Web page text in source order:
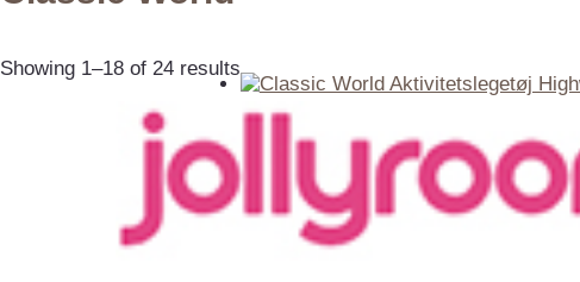
Showing 1–18 of 24 results